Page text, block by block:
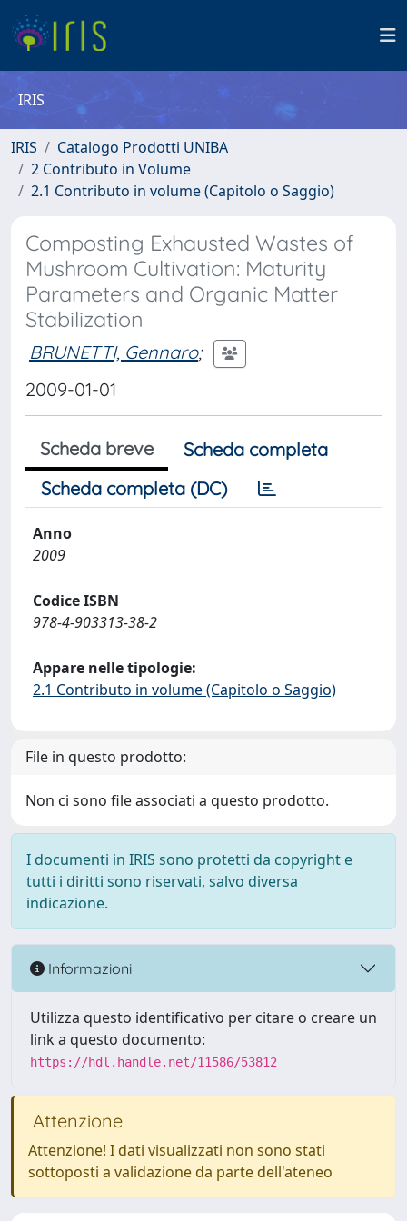
IRIS
IRIS
Catalogo Prodotti UNIBA
2 Contributo in Volume
2.1 Contributo in volume (Capitolo o Saggio)
Composting Exhausted Wastes of
Mushroom Cultivation: Maturity
Parameters and Organic Matter
Stabilization
BRUNETTI, Gennaro;
2009-01-01
Scheda breve
Scheda completa
Scheda completa (DC)
Anno
2009
Codice ISBN
978-4-903313-38-2
Appare nelle tipologie:
2.1 Contributo in volume (Capitolo o Saggio)
File in questo prodotto:
Non ci sono file associati a questo prodotto.
I documenti in IRIS sono protetti da copyright e
tutti i diritti sono riservati, salvo diversa
indicazione.
Informazioni
Utilizza questo identificativo per citare o creare un
link a questo documento:
https://hdl.handle.net/11586/53812
Attenzione
Attenzione! I dati visualizzati non sono stati
sottoposti a validazione da parte dell'ateneo